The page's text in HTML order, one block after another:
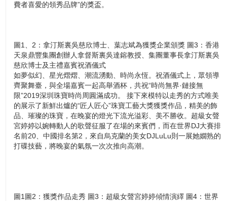
費者喜愛的領秀品牌”的獎盃。
圖1、2：拿汀斯裏吳慈欣博士、葉志斌為獲獎企業頒獎 圖3：香港
天泉鼎豐集團創辦人拿督斯裏吳達鎔教授、集團董事長拿汀斯裏吳
慈欣博士及主禮嘉賓祝酒儀式
如夢似幻、星光熠熠、潮流湧動、時尚永恆。祝酒儀式上，眾領導
齊聚舞臺，與全場嘉賓一起高舉酒杯，共祝“時尚無界·鏈接無
限”2019深圳珠寶時尚周圓滿成功。 接下來模特以走秀的方式唯美
的展示了新鮮出爐的“匠人匠心”珠寶工藝大獎獲獎作品，精美的飾
品、璀璨的珠寶，在晚宴的燈光下流光溢彩、美不勝收。超級女聲
宮婷婷以婉轉動人的歌聲征服了在場的來賓們，而在世界DJ大賽排
名前20、中國排名第2，來自烏克蘭的美女DJLuLu則一展她嫺熟的
打碟技藝，將晚宴的氣氛一次次推向高潮。
圖1圖2：獲獎作品走秀 圖3：超級女聲宮婷婷傾情演繹 圖4：世界